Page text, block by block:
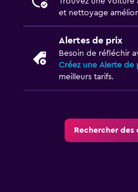
et nettoyage
Alertes de prix
Besoin de réfléchir
Créez une Alerte de
meilleurs tarifs.
Rechercher